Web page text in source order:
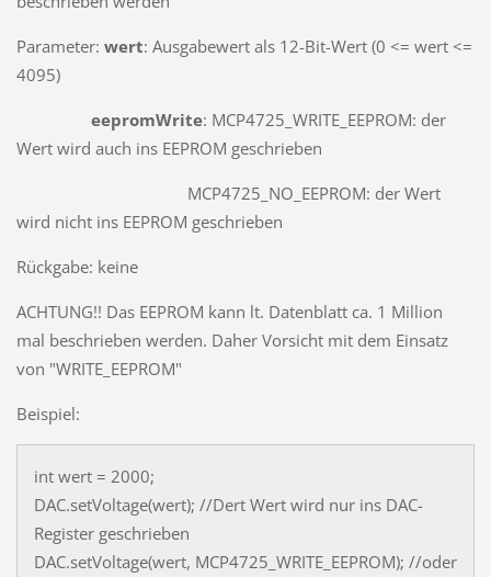
Parameter: wert: Ausgabewert als 12-Bit-Wert (0 <= wert <=
4095)
eepromWrite: MCP4725_WRITE_EEPROM: der
Wert wird auch ins EEPROM geschrieben
MCP4725_NO_EEPROM: der Wert
wird nicht ins EEPROM geschrieben
Rückgabe: keine
ACHTUNG!! Das EEPROM kann lt. Datenblatt ca. 1 Million
mal beschrieben werden. Daher Vorsicht mit dem Einsatz
von "WRITE_EEPROM"
Beispiel:
int wert = 2000;
DAC.setVoltage(wert); //Dert Wert wird nur ins DAC-
Register geschrieben
DAC.setVoltage(wert, MCP4725_WRITE_EEPROM); //oder